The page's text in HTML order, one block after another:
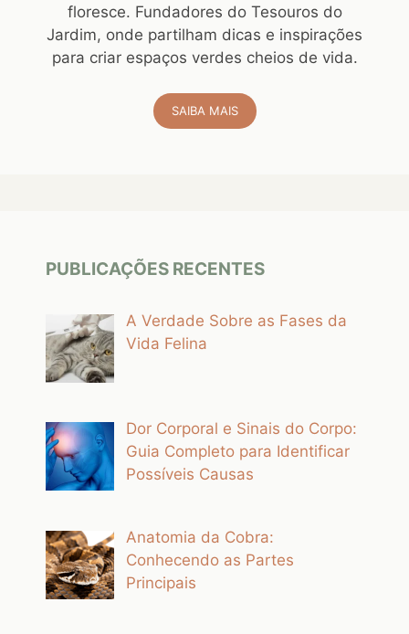
floresce. Fundadores do Tesouros do
Jardim, onde partilham dicas e inspirações
para criar espaços verdes cheios de vida.
SAIBA MAIS
PUBLICAÇÕES RECENTES
A Verdade Sobre as Fases da
Vida Felina
Dor Corporal e Sinais do Corpo:
Guia Completo para Identificar
Possíveis Causas
Anatomia da Cobra:
Conhecendo as Partes
Principais